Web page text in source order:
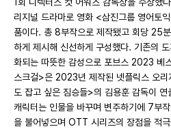
리지널 드라마로 영화 <삼진그룹 영어토
품이다. 총 8부작으로 제작됐고 회당 25
하게 제시해 신선하게 구성했다. 기존의
화되는 따뜻한 감성으로 포브스 2023 베
스크걸>은 2023년 제작된 넷플릭스 오
도 잡고 싶은 짐승들>의 김용훈 감독이
캐릭터는 인물을 바꾸며 변주하기에 7부
을 불어넣으며 OTT 시리즈의 장점을 적